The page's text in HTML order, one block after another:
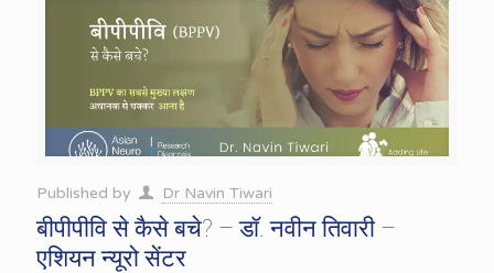
Published by Dr Navin Tiwari
बीपीपीवि से कैसे बचे? – डॉ. नवीन तिवारी –
एशियन न्यूरो सेंटर